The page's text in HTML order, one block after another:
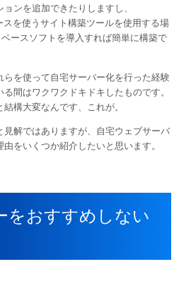
ンを追加できたりしますし、
を使うサイト構築ツールを使用する場
ースソフトを導入すれば簡単に構築で
らを使って自宅サーバー化を行った経験
間はワクワクドキドキしたものです。
構大変なんです、これが。
見解ではありますが、自宅ウェブサーバ
をいくつか紹介したいと思います。
をおすすめしない